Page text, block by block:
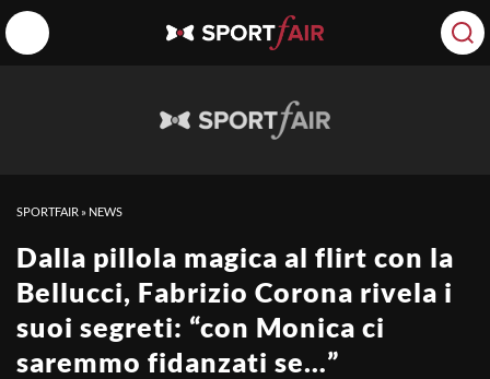
SPORTFAIR » NEWS
Dalla pillola magica al flirt con la
Bellucci, Fabrizio Corona rivela i
suoi segreti: “con Monica ci
saremmo fidanzati se…”